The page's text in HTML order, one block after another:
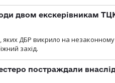
двом екскерівникам
ДБР викрило на незаконному
захід.
постраждали